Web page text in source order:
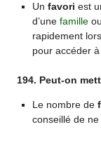
Un favori est
d’une famille
rapidement
pour accéder
194. Peut-on
Le nombre de
conseillé de